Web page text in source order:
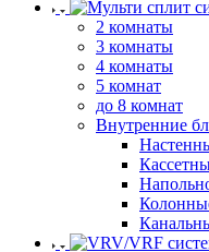
2 комнаты
3 комнаты
4 комнаты
5 комнат
до 8 комнат
Внутренние